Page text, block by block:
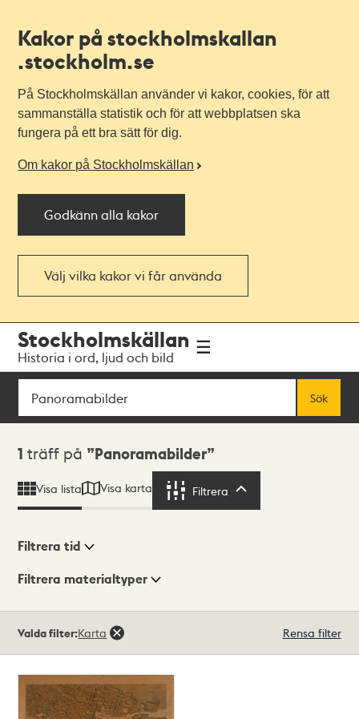
Kakor på stockholmskallan
.stockholm.se
På Stockholmskällan använder vi kakor, cookies, för att
sammanställa statistik och för att webbplatsen ska
fungera på ett bra sätt för dig.
Om kakor på Stockholmskällan
Godkänn alla kakor
Välj vilka kakor vi får använda
navigationen
huvudinnehållet
Stockholmskällan
Historia i ord, ljud och bild
Sök
Sök
Sökresultat
1 träff på Panoramabilder
Visa lista Visa karta Filtrera
Visningsläge
Filtrera tid
Filtrera materialtyper
träffar
Valda filter:Karta Rensa filter